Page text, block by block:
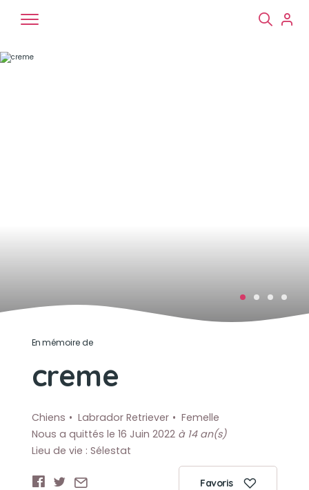
En mémoire de
creme
Chiens Labrador Retriever
Femelle
Nous a quittés le 16 Juin 2022 à 14 an(s)
Lieu de vie : Sélestat
Favoris